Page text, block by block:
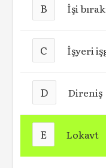
B İşi
C İşyeri
D Direniş
E Lokavt